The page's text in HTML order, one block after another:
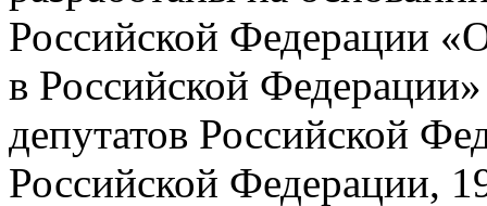
Российской Федерации
в Российской
депутатов Российской
Российской Федерации,